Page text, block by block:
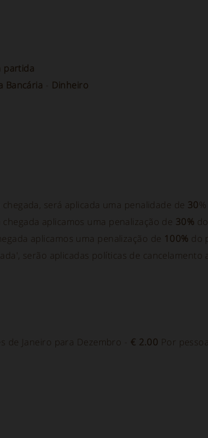
partida
Bancária
Dinheiro
será aplicada uma penalidade de 30
chegada aplicamos uma penalização de 30%
aplicamos uma penalização de 100% do
serão aplicadas políticas de
de Janeiro para Dezembro - € 2.00 Por